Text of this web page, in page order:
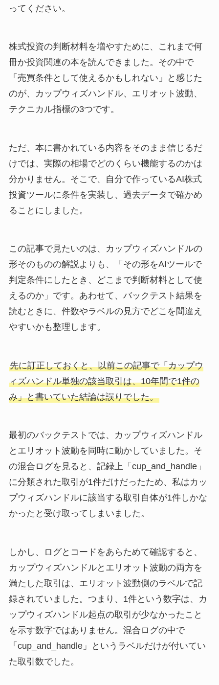
ってください。
株式投資の判断材料を増やすために、これまで何
冊か投資関連の本を読んできました。その中で
「売買条件として使えるかもしれない」と感じた
のが、カップウィズハンドル、エリオット波動、
テクニカル指標の3つです。
ただ、本に書かれている内容をそのまま信じるだ
けでは、実際の相場でどのくらい機能するのかは
分かりません。そこで、自分で作っているAI株式
投資ツールに条件を実装し、過去データで確かめ
ることにしました。
この記事で見たいのは、カップウィズハンドルの
形そのものの解説よりも、「その形をAIツールで
判定条件にしたとき、どこまで判断材料として使
えるのか」です。あわせて、バックテスト結果を
読むときに、件数やラベルの見方でどこを間違え
やすいかも整理します。
先に訂正しておくと、以前この記事で「カップウ
ィズハンドル単独の該当取引は、10年間で1件の
み」と書いていた結論は誤りでした。
最初のバックテストでは、カップウィズハンドル
とエリオット波動を同時に動かしていました。そ
の混合ログを見ると、記録上「cup_and_handle」
に分類された取引が1件だけだったため、私はカッ
プウィズハンドルに該当する取引自体が1件しかな
かったと受け取ってしまいました。
しかし、ログとコードをあらためて確認すると、
カップウィズハンドルとエリオット波動の両方を
満たした取引は、エリオット波動側のラベルで記
録されていました。つまり、1件という数字は、カ
ップウィズハンドル起点の取引が少なかったこと
を示す数字ではありません。混合ログの中で
「cup_and_handle」というラベルだけが付いてい
た取引数でした。